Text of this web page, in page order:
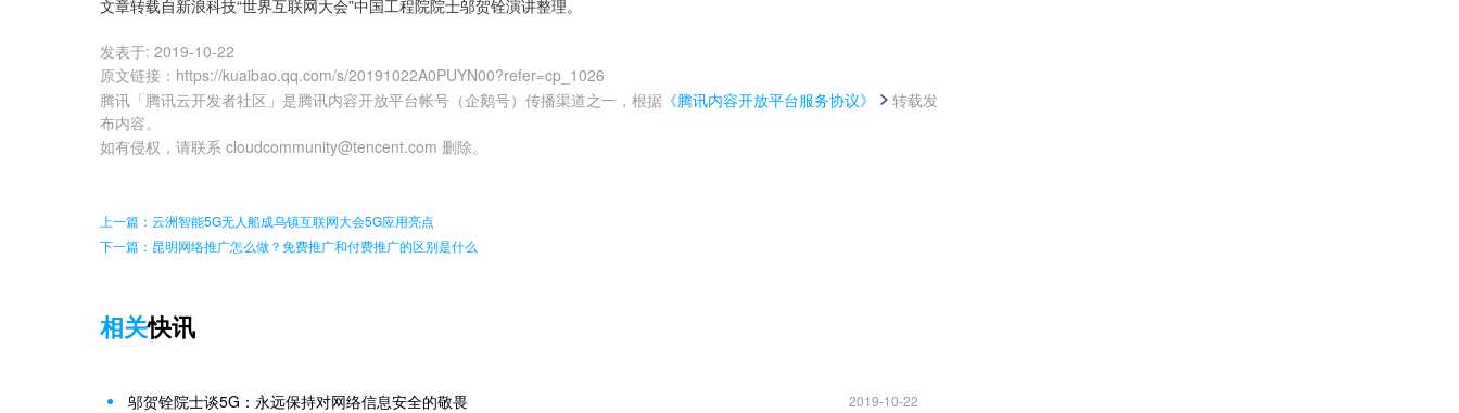
文章转载自新浪科技“世界互联网大会”中国工程院院士邬贺铨演讲整理。
发表于: 2019-10-22
原文链接 ： https://kuaibao.qq.com/s/20191022A0PUYN00?refer=cp_1026
腾讯「腾讯云开发者社区」是腾讯内容开放平台帐号（企鹅号）传播渠道之一，根据 《腾讯内容开放平台服务协议》
转载发
布内容。
如有侵权，请联系 cloudcommunity@tencent.com 删除。
上一篇：云洲智能5G无人船成乌镇互联网大会5G应用亮点
下一篇：昆明网络推广怎么做？免费推广和付费推广的区别是什么
相关快讯
邬贺铨院士谈5G：永远保持对网络信息安全的敬畏 2019-10-22